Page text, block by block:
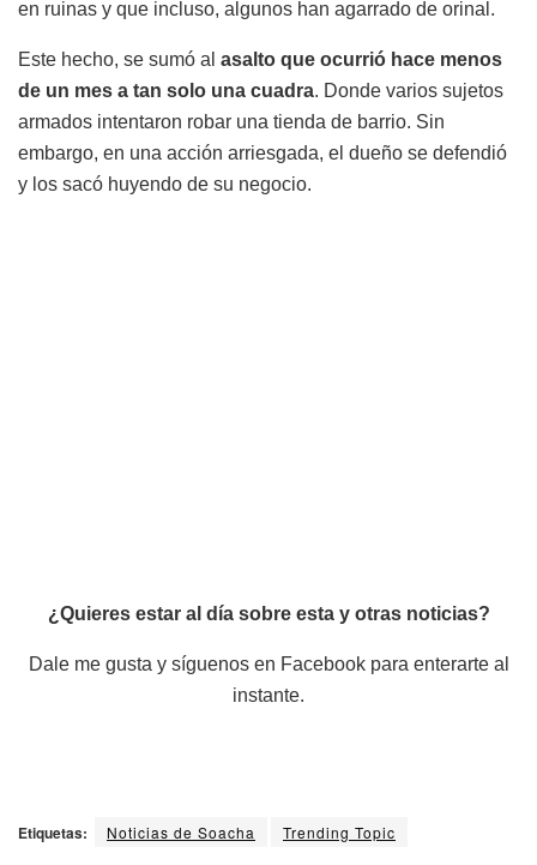
en ruinas y que incluso, algunos han agarrado de orinal.
Este hecho, se sumó al asalto que ocurrió hace menos
de un mes a tan solo una cuadra. Donde varios sujetos
armados intentaron robar una tienda de barrio. Sin
embargo, en una acción arriesgada, el dueño se defendió
y los sacó huyendo de su negocio.
¿Quieres estar al día sobre esta y otras noticias?
Dale me gusta y síguenos en Facebook para enterarte al
instante.
Etiquetas: Noticias de Soacha Trending Topic